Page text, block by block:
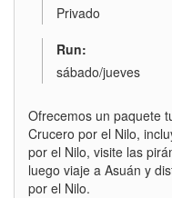
Privado
Run:
sábado/jueves
Ofrecemos un paquete
Crucero por el Nilo,
por el Nilo, visite las
luego viaje a Asuán y
por el Nilo.